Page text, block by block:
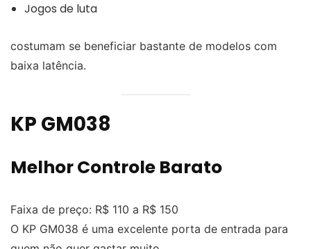
Jogos de luta
costumam se beneficiar bastante de modelos com
baixa latência.
KP GM038
Melhor Controle Barato
Faixa de preço: R$ 110 a R$ 150
O KP GM038 é uma excelente porta de entrada para